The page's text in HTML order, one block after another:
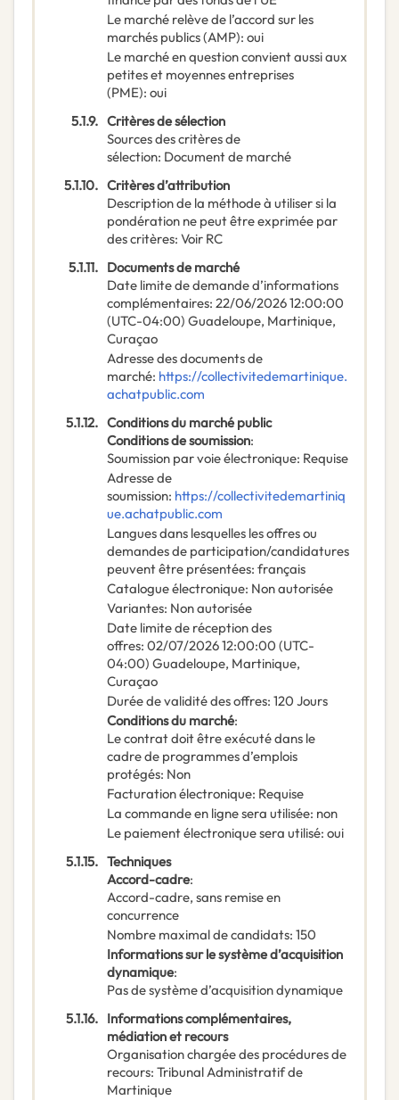
Le marché relève de l’accord sur les
marchés publics (AMP): oui
Le marché en question convient aussi aux
petites et moyennes entreprises
(PME): oui
5.1.9. Critères de sélection
Sources des critères de
sélection: Document de marché
5.1.10. Critères d’attribution
Description de la méthode à utiliser si la
pondération ne peut être exprimée par
des critères: Voir RC
5.1.11. Documents de marché
Date limite de demande d’informations
complémentaires: 22/06/202612:00:00
(UTC-04:00) Guadeloupe, Martinique,
Curaçao
Adresse des documents de
marché: https://collectivitedemartinique.
achatpublic.com
5.1.12. Conditions du marché public
Conditions de soumission:
Soumission par voie électronique: Requise
Adresse de
soumission: https://collectivitedemartiniq
ue.achatpublic.com
Langues dans lesquelles les offres ou
demandes de participation/candidatures
peuvent être présentées: français
Catalogue électronique: Non autorisée
Variantes: Non autorisée
Date limite de réception des
offres: 02/07/202612:00:00 (UTC-
04:00) Guadeloupe, Martinique,
Curaçao
Durée de validité des offres: 120 Jours
Conditions du marché:
Le contrat doit être exécuté dans le
cadre de programmes d’emplois
protégés: Non
Facturation électronique: Requise
La commande en ligne sera utilisée: non
Le paiement électronique sera utilisé: oui
5.1.15. Techniques
Accord-cadre:
Accord-cadre, sans remise en
concurrence
Nombre maximal de candidats: 150
Informations sur le système d’acquisition
dynamique:
Pas de système d’acquisition dynamique
5.1.16. Informations complémentaires,
médiation et recours
Organisation chargée des procédures de
recours: Tribunal Administratif de
Martinique